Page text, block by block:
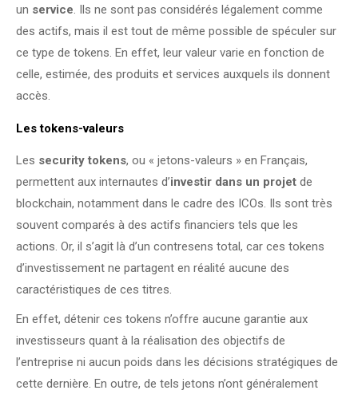
un service. Ils ne sont pas considérés légalement comme
des actifs, mais il est tout de même possible de spéculer sur
ce type de tokens. En effet, leur valeur varie en fonction de
celle, estimée, des produits et services auxquels ils donnent
accès.
Les tokens-valeurs
Les security tokens, ou « jetons-valeurs » en Français,
permettent aux internautes d’investir dans un projet de
blockchain, notamment dans le cadre des ICOs. Ils sont très
souvent comparés à des actifs financiers tels que les
actions. Or, il s’agit là d’un contresens total, car ces tokens
d’investissement ne partagent en réalité aucune des
caractéristiques de ces titres.
En effet, détenir ces tokens n’offre aucune garantie aux
investisseurs quant à la réalisation des objectifs de
l’entreprise ni aucun poids dans les décisions stratégiques de
cette dernière. En outre, de tels jetons n’ont généralement